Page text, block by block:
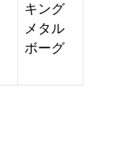
キング
メタル
ボーグ